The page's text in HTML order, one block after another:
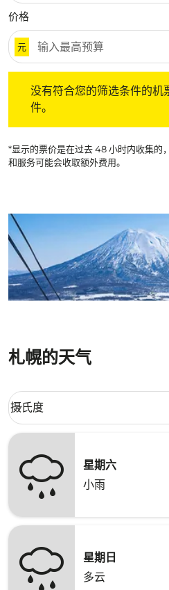
价格
元
没有符合您的筛选条件的机
件。
*显示的票价是在过去 48 小时内收集的
和服务可能会收取额外费用。
札幌的天气
Weather unit option 摄氏度
摄氏度
keyboard_arrow_down
星期六
小雨
星期日
多云